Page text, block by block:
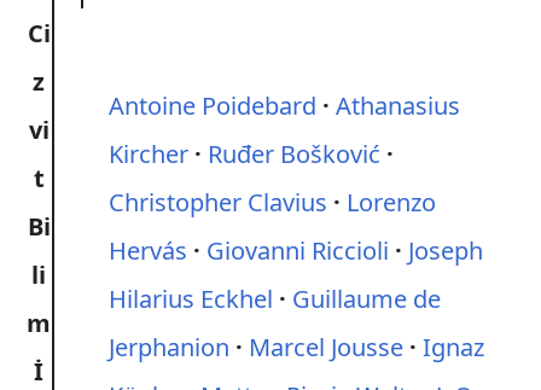
Ci
z
vi
t
Bi
li
m
İ
Antoine Poidebard
Athanasius
Kircher
Ruđer Bošković
Christopher Clavius
Lorenzo
Hervás
Giovanni Riccioli
Joseph
Hilarius Eckhel
Guillaume de
Jerphanion
Marcel Jousse Ignaz